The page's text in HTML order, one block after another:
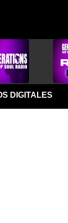
DIGITALES